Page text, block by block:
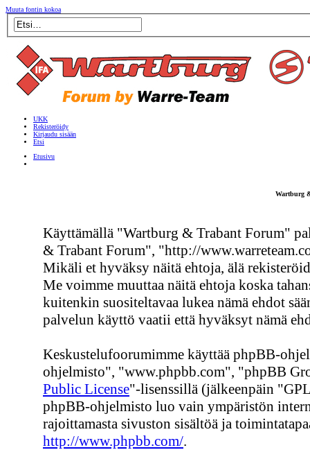
Muuta fontin kokoa
UKK
Rekisteröidy
Kirjaudu sisään
Etsi
Etusivu
Wartburg
Käyttämällä "Wartburg & Trabant Forum"
& Trabant Forum", "http://
Mikäli et hyväksy näitä ehtoja, älä
Me voimme muuttaa näitä ehtoja koska
kuitenkin suositeltavaa lukea nämä ehdot
palvelun käyttö vaatii että hyväksyt nämä
Keskustelufoorumimme käyttää phpBB-
ohjelmisto", "www.phpbb.com", "phpBB
Public License"-lisenssillä (jälkeenpäin
phpBB-ohjelmisto luo vain ympäristön
rajoittamasta sivuston sisältöä ja
http://www.phpbb.com/.